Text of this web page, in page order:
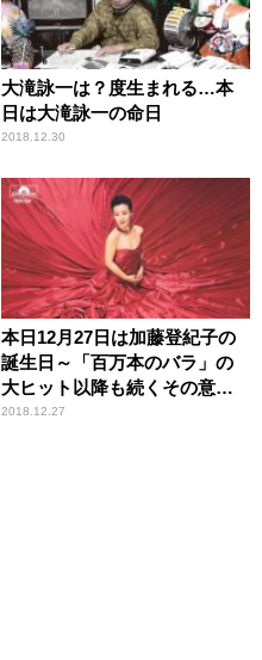
大滝詠一は？度生まれる…本
日は大滝詠一の命日
2018.12.30
本日12月27日は加藤登紀子の
誕生日～「百万本のバラ」の
大ヒット以降も続くその意欲
的な音楽への冒険
2018.12.27